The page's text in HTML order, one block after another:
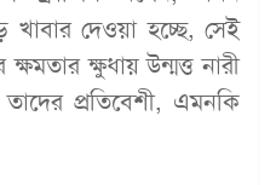
খাবার দেওয়া হচ্ছে, সেই
ক্ষুধায় উন্মত্ত নারী
প্রতিবেশী, এমনকি